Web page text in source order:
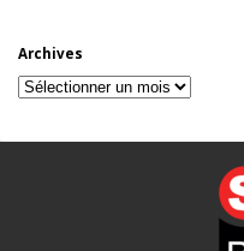
Archives
Archives